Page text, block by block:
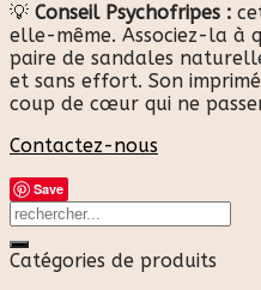
💡 Conseil Psychofripes :
elle-même. Associez-la à
paire de sandales
et sans effort. Son
coup de cœur qui ne
Contactez-nous
Save
Catégories de produits